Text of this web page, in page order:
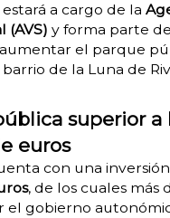
a cargo de la
(AVS) y forma parte
el parque
de la Luna de
superior a
euros
con una
, de los cuales más
el gobierno